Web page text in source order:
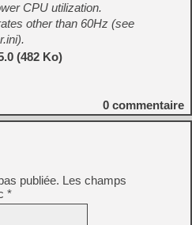
CPU utilization.
other than 60Hz (see
(482 Ko)
0 commentaire
publiée. Les champs
*